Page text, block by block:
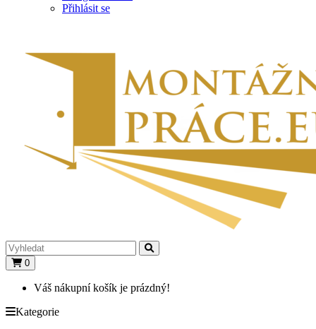
Přihlásit se
0
Váš nákupní košík je prázdný!
Kategorie